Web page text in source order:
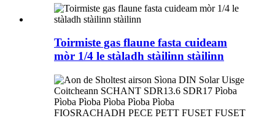
Toirmiste gas flaune fasta cuideam
mòr 1/4 le stàladh stàilinn stàilinn